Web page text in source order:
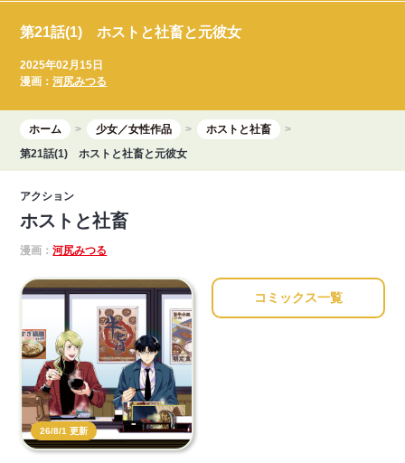
第21話(1) ホストと社畜と元彼女
2025年02月15日
漫画：河尻みつる
ホーム 少女／女性作品
ホストと社畜
第21話(1) ホストと社畜と元彼女
アクション
ホストと社畜
漫画：河尻みつる
26/8/1 更新
コミックス一覧